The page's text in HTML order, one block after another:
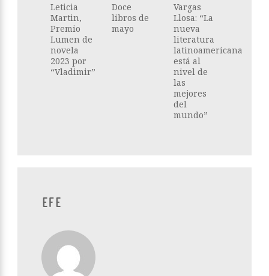
Leticia
Martin,
Premio
Lumen de
novela
2023 por
“Vladimir”
Doce
libros de
mayo
Vargas
Llosa: “La
nueva
literatura
latinoamericana
está al
nivel de
las
mejores
del
mundo”
EFE